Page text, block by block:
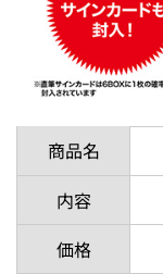
商品名
内容
価格